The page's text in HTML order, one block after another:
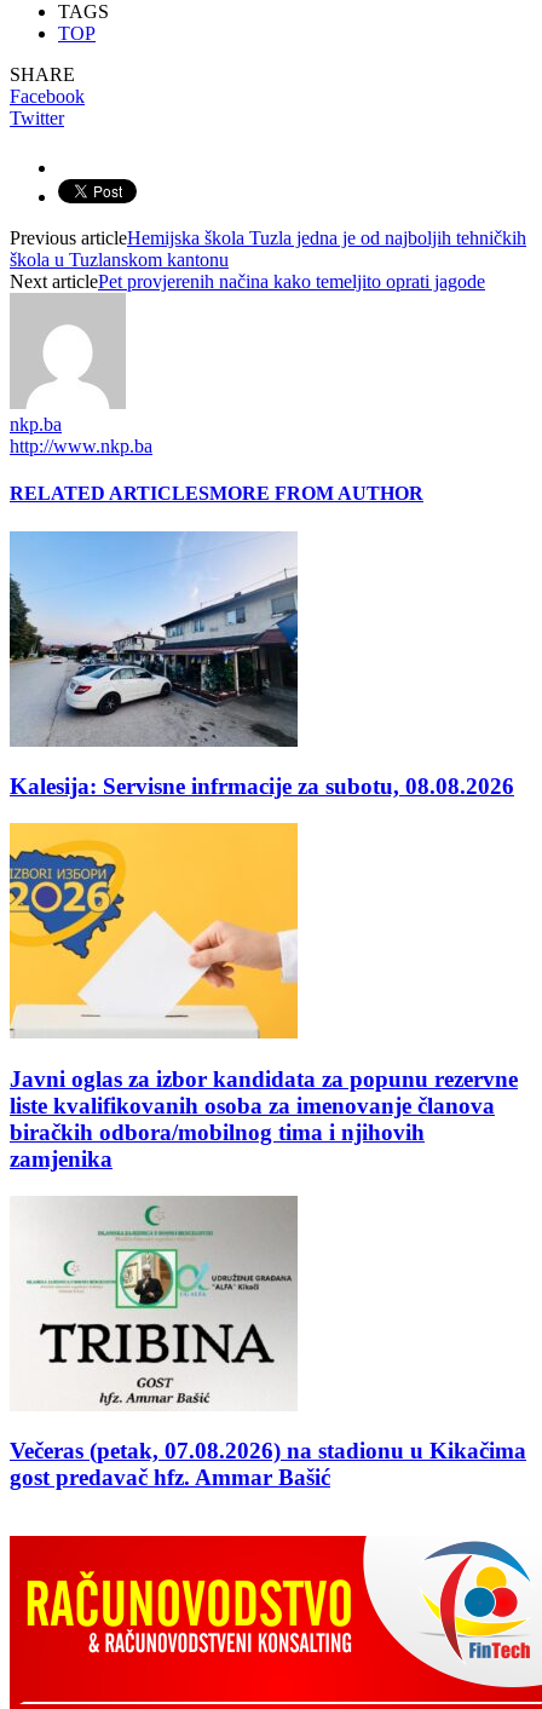
TAGS
TOP
SHARE
Facebook
Twitter
Previous articleHemijska škola Tuzla jedna je od najboljih tehničkih
škola u Tuzlanskom kantonu
Next articlePet provjerenih načina kako temeljito oprati jagode
nkp.ba
http://www.nkp.ba
RELATED ARTICLESMORE FROM AUTHOR
Kalesija: Servisne infrmacije za subotu, 08.08.2026
Javni oglas za izbor kandidata za popunu rezervne
liste kvalifikovanih osoba za imenovanje članova
biračkih odbora/mobilnog tima i njihovih
zamjenika
Večeras (petak, 07.08.2026) na stadionu u Kikačima
gost predavač hfz. Ammar Bašić